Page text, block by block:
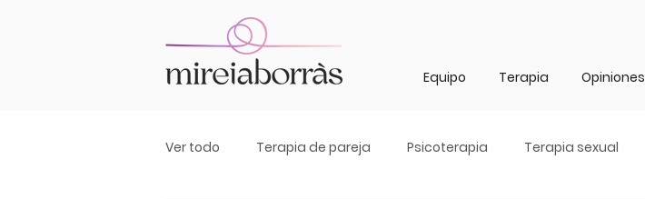
Equipo Terapia Opiniones
Ver todo Terapia de pareja Psicoterapia Terapia sexual